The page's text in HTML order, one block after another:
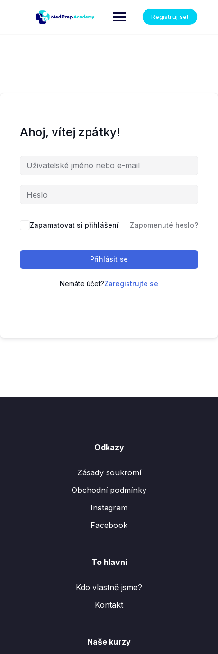
Registruj se!
Ahoj, vítej zpátky!
Zapamatovat si přihlášení Zapomenuté heslo?
Přihlásit se
Nemáte účet?Zaregistrujte se
Odkazy
Zásady soukromí
Obchodní podmínky
Instagram
Facebook
To hlavní
Kdo vlastně jsme?
Kontakt
Naše kurzy